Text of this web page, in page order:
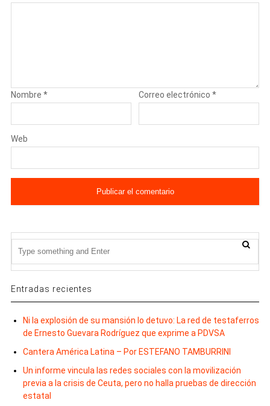
Nombre * Correo electrónico*
Web
Entradas recientes
Ni la explosión de su mansión lo detuvo: La red de testaferros
de Ernesto Guevara Rodríguez que exprime a PDVSA
Cantera América Latina – Por ESTEFANO TAMBURRINI
Un informe vincula las redes sociales con la movilización
previa a la crisis de Ceuta, pero no halla pruebas de dirección
estatal